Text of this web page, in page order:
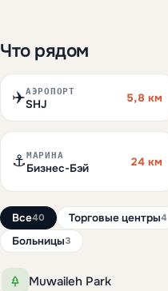
Что рядом
✈️АЭРОПОРТ
SHJ 5,8 км
⚓ МАРИНА
Бизнес-Бэй 24 км
Все40 Торговые центры4
Больницы3
Muwaileh Park